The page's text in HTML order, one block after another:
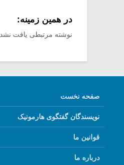
در همین زمینه:
نوشته مرتبطی یافت نشد
صفحه نخست
نویسندگان گفتگوی هارمونیک
قوانین ما
درباره ما